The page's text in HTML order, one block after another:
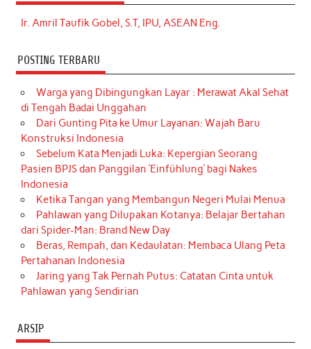
Ir. Amril Taufik Gobel, S.T, IPU, ASEAN Eng.
POSTING TERBARU
Warga yang Dibingungkan Layar : Merawat Akal Sehat
di Tengah Badai Unggahan
Dari Gunting Pita ke Umur Layanan: Wajah Baru
Konstruksi Indonesia
Sebelum Kata Menjadi Luka: Kepergian Seorang
Pasien BPJS dan Panggilan ‘Einfühlung’ bagi Nakes
Indonesia
Ketika Tangan yang Membangun Negeri Mulai Menua
Pahlawan yang Dilupakan Kotanya: Belajar Bertahan
dari Spider-Man: Brand New Day
Beras, Rempah, dan Kedaulatan: Membaca Ulang Peta
Pertahanan Indonesia
Jaring yang Tak Pernah Putus: Catatan Cinta untuk
Pahlawan yang Sendirian
ARSIP